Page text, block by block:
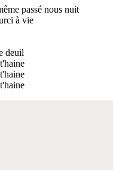
passé nous nuit
à vie
deuil